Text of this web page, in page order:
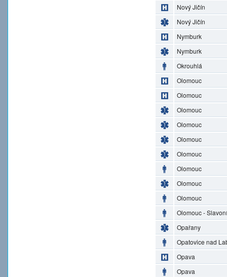
Nový Jičín
Nový Jičín
Nymburk
Nymburk
Okrouhlá
Olomouc
Olomouc
Olomouc
Olomouc
Olomouc
Olomouc
Olomouc
Olomouc
Olomouc
Olomouc -
Opařany
Opatovice nad
Opava
Opava